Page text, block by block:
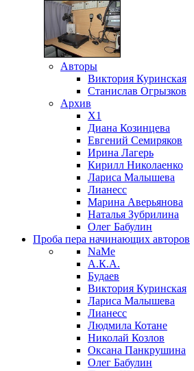
Авторы
Виктория Куринская
Станислав Огрызков
Архив
X1
Диана Козинцева
Евгений Семиряков
Ирина Лагерь
Кирилл Николаенко
Лариса Малышева
Лианесс
Марина Аверьянова
Наталья Зубрилина
Олег Бабулин
Проба пера начинающих авторов
NaMe
А.К.А.
Будаев
Виктория Куринская
Лариса Малышева
Лианесс
Людмила Котане
Николай Козлов
Оксана Панкрушина
Олег Бабулин